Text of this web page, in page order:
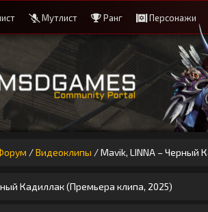
Мутлист Ранг Персонажи
/Видеоклипы /Mavik, LINNA – Черный
Кадиллак (Премьера клипа, 2025)